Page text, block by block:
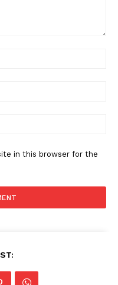
in this browser for the